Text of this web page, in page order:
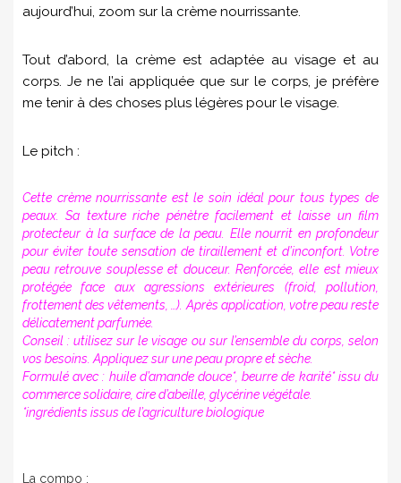
aujourd’hui, zoom sur la crème nourrissante.
Tout d’abord, la crème est adaptée au visage et au
corps. Je ne l’ai appliquée que sur le corps, je préfère
me tenir à des choses plus légères pour le visage.
Le pitch :
Cette crème nourrissante est le soin idéal pour tous types de
peaux. Sa texture riche pénètre facilement et laisse un film
protecteur à la surface de la peau. Elle nourrit en profondeur
pour éviter toute sensation de tiraillement et d’inconfort. Votre
peau retrouve souplesse et douceur. Renforcée, elle est mieux
protégée face aux agressions extérieures (froid, pollution,
frottement des vêtements, …). Après application, votre peau reste
délicatement parfumée.
Conseil : utilisez sur le visage ou sur l’ensemble du corps, selon
vos besoins. Appliquez sur une peau propre et sèche.
Formulé avec : huile d’amande douce*, beurre de karité* issu du
commerce solidaire, cire d’abeille, glycérine végétale.
*ingrédients issus de l’agriculture biologique
La compo :